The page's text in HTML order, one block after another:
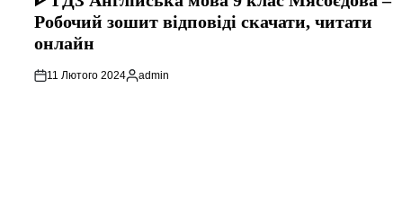
Робочий зошит відповіді скачати, читати
онлайн
11 Лютого 2024
Опубліковано
admin